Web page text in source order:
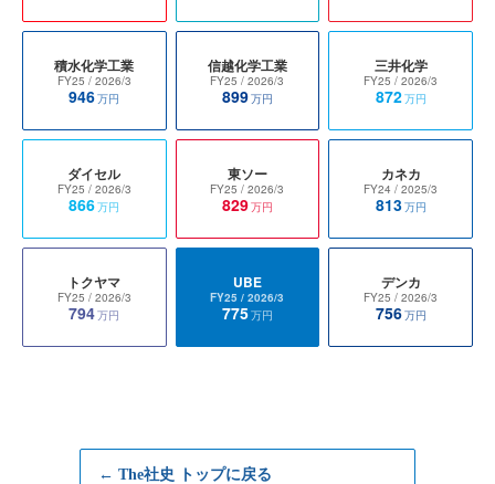
積水化学工業
FY25 / 2026/3
946万円
信越化学工業
FY25 / 2026/3
899万円
三井化学
FY25 / 2026/3
872万円
ダイセル
FY25 / 2026/3
866万円
東ソー
FY25 / 2026/3
829万円
カネカ
FY24 / 2025/3
813万円
トクヤマ
FY25 / 2026/3
794万円
UBE
FY25 / 2026/3
775万円
デンカ
FY25 / 2026/3
756万円
← The社史 トップに戻る